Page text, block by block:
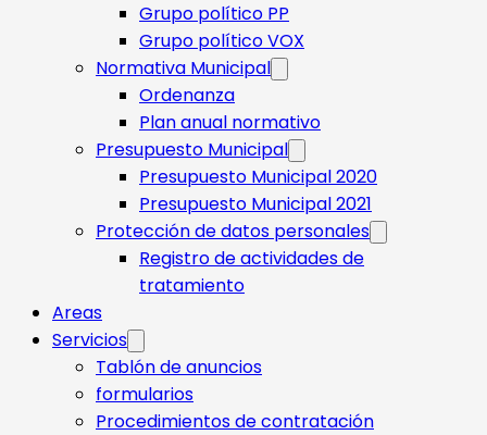
Grupo político PP
Grupo político VOX
Normativa Municipal
Ordenanza
Plan anual normativo
Presupuesto Municipal
Presupuesto Municipal 2020
Presupuesto Municipal 2021
Protección de datos personales
Registro de actividades de
tratamiento
Areas
Servicios
Tablón de anuncios
formularios
Procedimientos de contratación